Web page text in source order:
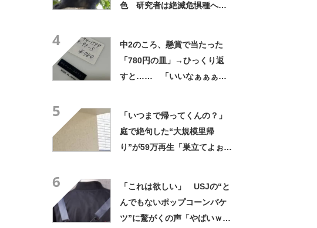
色 研究者は絶滅危惧種への
4
中2のころ、懸賞で当たった
「780円の皿」→ひっくり返
すと…… 「いいなぁぁぁぁ
5
「いつまで帰ってくんの？」
庭で絶句した“大規模里帰
り”が59万再生「巣立てよぉぉ
6
「これは欲しい」 USJの“と
んでもないポップコーンバケ
ツ”に驚がくの声「やばいｗ